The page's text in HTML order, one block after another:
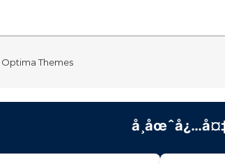
Optima Themes